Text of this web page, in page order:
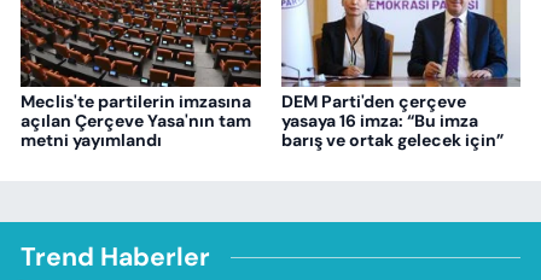
Meclis'te partilerin imzasına
açılan Çerçeve Yasa'nın tam
metni yayımlandı
DEM Parti'den çerçeve
yasaya 16 imza: “Bu imza
barış ve ortak gelecek için”
Trend Haberler